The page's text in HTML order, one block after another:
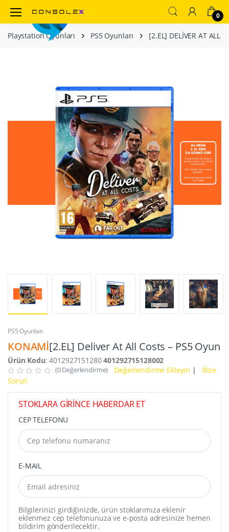
0
Playstation Oyunları PS5 Oyunları [2.EL] DELİVER AT ALL
PS5 Oyunları
KONAMİ[2.EL] Deliver At All Costs – PS5 Oyun
Ürün Kodu: 4012927151280401292715128002
(0 Değerlendirme) Değerlendirme Ekleyin |
Bize
Sorun
STOKLARA GİRİNCE HABERDAR ET
CEP TELEFONU
E-MAIL
Bilgilerinizi girdiğinizde, ürün stoklarımıza eklenir
eklenmez cep telefonunuza ve e-posta adresinize hemen
bildirim gönderilecektir.